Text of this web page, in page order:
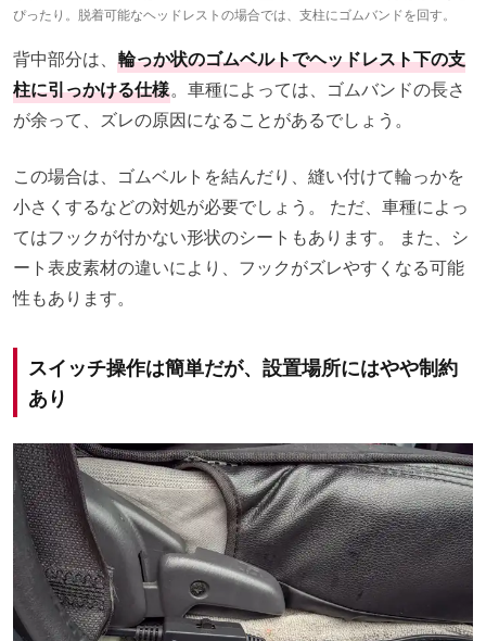
ぴったり。脱着可能なヘッドレストの場合では、支柱にゴムバンドを回す。
背中部分は、 輪っか状のゴムベルトでヘッドレスト下の支
柱に引っかける仕様。車種によっては、ゴムバンドの長さ
が余って、ズレの原因になることがあるでしょう。
この場合は、ゴムベルトを結んだり、縫い付けて輪っかを
小さくするなどの対処が必要でしょう。 ただ、車種によっ
てはフックが付かない形状のシートもあります。 また、シ
ート表皮素材の違いにより、フックがズレやすくなる可能
性もあります。
スイッチ操作は簡単だが、設置場所にはやや制約
あり